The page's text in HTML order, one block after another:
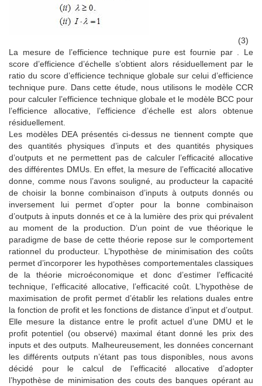
(3)
La mesure de l’efficience technique pure est fournie par . Le
score d’efficience d’échelle s’obtient alors résiduellement par le
ratio du score d’efficience technique globale sur celui d’efficience
technique pure. Dans cette étude, nous utilisons le modèle CCR
pour calculer l’efficience technique globale et le modèle BCC pour
l’efficience allocative, l’efficience d’échelle est alors obtenue
résiduellement.
Les modèles DEA présentés ci-dessus ne tiennent compte que
des quantités physiques d’inputs et des quantités physiques
d’outputs et ne permettent pas de calculer l’efficacité allocative
des différentes DMUs. En effet, la mesure de l’efficacité allocative
donne, comme nous l’avons souligné, au producteur la capacité
de choisir la bonne combinaison d’inputs à outputs donnés ou
inversement lui permet d’opter pour la bonne combinaison
d’outputs à inputs donnés et ce à la lumière des prix qui prévalent
au moment de la production. D’un point de vue théorique le
paradigme de base de cette théorie repose sur le comportement
rationnel du producteur. L’hypothèse de minimisation des coûts
permet d’incorporer les hypothèses comportementales classiques
de la théorie microéconomique et donc d’estimer l’efficacité
technique, l’efficacité allocative, l’efficacité coût. L’hypothèse de
maximisation de profit permet d’établir les relations duales entre
la fonction de profit et les fonctions de distance d’input et d’output.
Elle mesure la distance entre le profit actuel d’une DMU et le
profit potentiel (ou observé) maximal étant donné les prix des
inputs et des outputs. Malheureusement, les données concernant
les différents outputs n’étant pas tous disponibles, nous avons
décidé pour le calcul de l’efficacité allocative d’adopter
l’hypothèse de minimisation des couts des banques opérant au